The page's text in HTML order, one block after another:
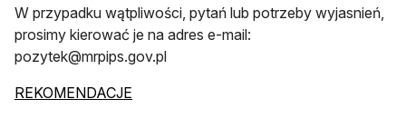
W przypadku wątpliwości, pytań lub potrzeby wyjasnień,
prosimy kierować je na adres e-mail:
pozytek@mrpips.gov.pl
REKOMENDACJE